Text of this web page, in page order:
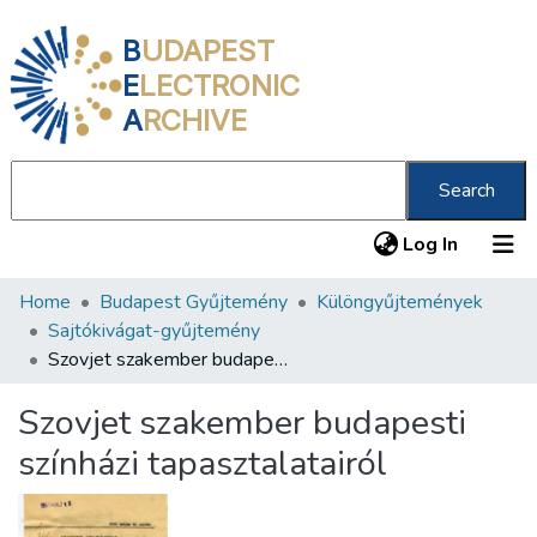
BUDAPEST
ELECTRONIC
ARCHIVE
Search
Log In (current)
Communities & Collections
All of DSpace
About us
Home Budapest Gyűjtemény
Különgyűjtemények
Sajtókivágat-gyűjtemény
Szovjet szakember budapesti színházi tapasztalatairól
Szovjet szakember budapesti
színházi tapasztalatairól